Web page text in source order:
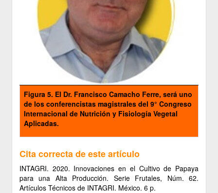
Figura 5. El Dr. Francisco Camacho Ferre, será uno
de los conferencistas magistrales del 9° Congreso
Internacional de Nutrición y Fisiología Vegetal
Aplicadas.
Cita correcta de este artículo
INTAGRI. 2020. Innovaciones en el Cultivo de Papaya
para una Alta Producción. Serie Frutales, Núm. 62.
Artículos Técnicos de INTAGRI. México. 6 p.